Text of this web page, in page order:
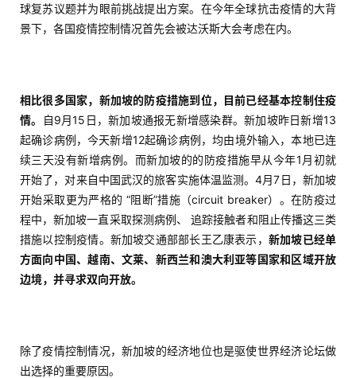
球复苏议题并为眼前挑战提出方案。在今年全球抗击疫情的大背
景下，各国疫情控制情况首先会被达沃斯大会考虑在内。
相比很多国家，新加坡的防疫措施到位，目前已经基本控制住疫
情。
自9月15日，新加坡通报无新增感染群。新加坡昨日新增13
起确诊病例，今天新增12起确诊病例，均由境外输入，本地已连
续三天没有新增病例。而新加坡的的防疫措施早从今年1月初就
开始了，对来自中国武汉的旅客实施体温监测。4月7日，新加坡
开始采取更为严格的 “阻断”措施（circuit breaker）。在防疫过
程中，新加坡一直采取探测病例、 追踪接触者和阻止传播这三类
措施以控制疫情。新加坡交通部部长王乙康表示， 新加坡已经单
方面向中国、越南、文莱、新西兰和澳大利亚等国家和区域开放
边境，并寻求双向开放。
除了疫情控制情况，新加坡的经济地位也是驱使世界经济论坛做
出选择的重要原因。